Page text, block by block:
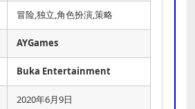
冒险,独立,角色扮演,策略
AYGames
Buka Entertainment
2020年6月9日